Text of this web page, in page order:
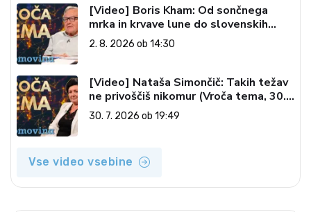
[Video] Boris Kham: Od sončnega
mrka in krvave lune do slovenskih
pečatov v vesolju (Vroča tema, 2. 8.
2026)
2. 8. 2026 ob 14:30
[Video] Nataša Simončič: Takih težav
ne privoščiš nikomur (Vroča tema, 30.
7. 2026)
30. 7. 2026 ob 19:49
Vse video vsebine